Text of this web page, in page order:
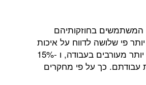
המשתמשים בחוזקותיהם
פי שלושה לדווח על איכות
חיים מצוינת. הם פי 6 יותר מעורבים בעבודה, ו -15%
עבודתם. כך על פי מחקרים